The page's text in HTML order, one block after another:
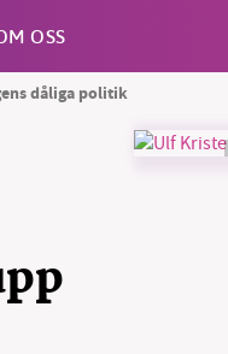
OSS
dåliga politik